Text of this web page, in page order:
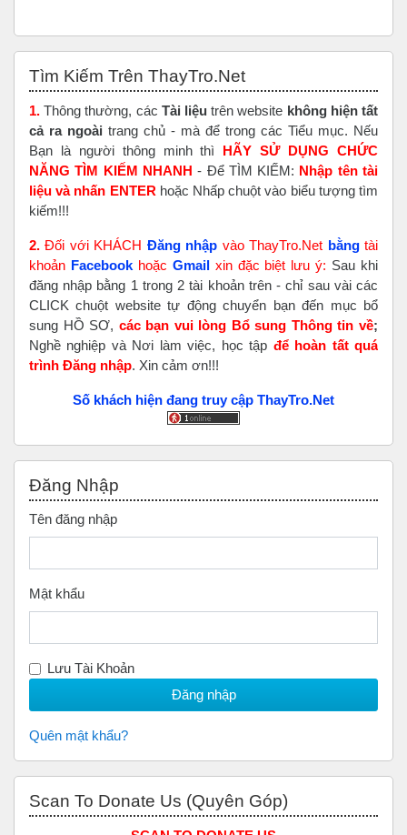
Tìm Kiếm Trên ThayTro.Net
1. Thông thường, các Tài liệu trên website không hiện tất
cả ra ngoài trang chủ - mà để trong các Tiểu mục. Nếu
Bạn là người thông minh thì HÃY SỬ DỤNG CHỨC
NĂNG TÌM KIẾM NHANH - Để TÌM KIẾM: Nhập tên tài
liệu và nhấn ENTER hoặc Nhấp chuột vào biểu tượng tìm
kiếm!!!
2. Đối với KHÁCH Đăng nhập vào ThayTro.Net bằngtài
khoản Facebook hoặc Gmailxin đặc biệt lưu ý: Sau khi
đăng nhập bằng 1 trong 2 tài khoản trên - chỉ sau vài các
CLICK chuột website tự động chuyển bạn đến mục bổ
sung HỒ SƠ, các bạn vui lòng Bổ sung Thông tin về;
Nghề nghiệp và Nơi làm việc, học tập để hoàn tấtquá
trình Đăng nhập. Xin cảm ơn!!!
Số khách hiện đang truy cập ThayTro.Net
Đăng Nhập
Tên đăng nhập
Mật khẩu
Lưu Tài Khoản
Quên mật khẩu?
Scan To Donate Us (Quyên Góp)